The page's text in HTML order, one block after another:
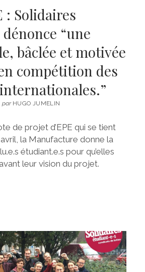
: Solidaires
“une
bâclée et motivée
compétition des
parHUGO JUMELIN
de projet d’EPE qui se tient
avril, la Manufacture donne la
étudiant.e.s pour qu’elles
leur vision du projet.